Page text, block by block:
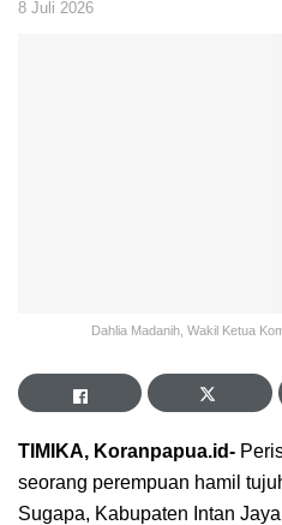
8 Juli 2026
Dahlia Madanih, Wakil Ketua
TIMIKA, Koranpapua.id-
seorang perempuan hamil
Sugapa, Kabupaten Intan